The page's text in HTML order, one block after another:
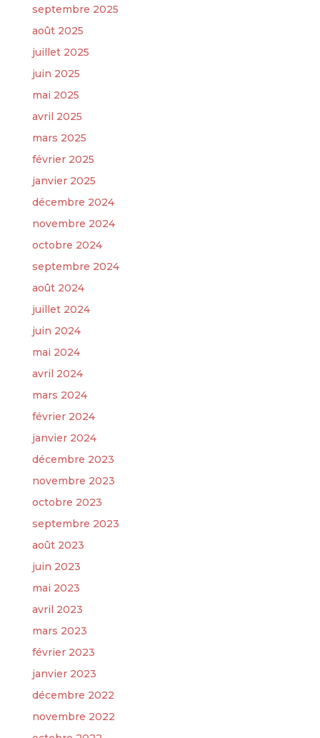
septembre 2025
août 2025
juillet 2025
juin 2025
mai 2025
avril 2025
mars 2025
février 2025
janvier 2025
décembre 2024
novembre 2024
octobre 2024
septembre 2024
août 2024
juillet 2024
juin 2024
mai 2024
avril 2024
mars 2024
février 2024
janvier 2024
décembre 2023
novembre 2023
octobre 2023
septembre 2023
août 2023
juin 2023
mai 2023
avril 2023
mars 2023
février 2023
janvier 2023
décembre 2022
novembre 2022